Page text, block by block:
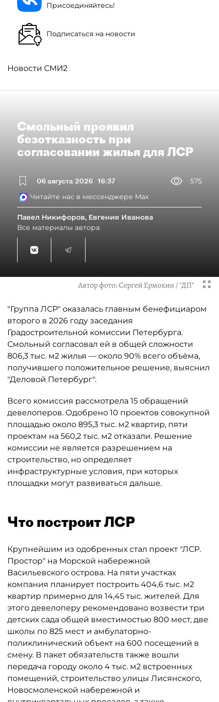
Присоединяйтесь!
Подписаться на новости
Новости СМИ2
Смольный проявил
безотказность при
согласовании жилья для ЛСР
06 августа 2026 16:37
575
Читайте нас в мессенджере Max
Павел Никифоров, Евгения Иванова
Все материалы автора
Автор фото:Сергей Ермохин / "ДП"
"Группа ЛСР" оказалась главным бенефициаром
второго в 2026 году заседания
Градостроительной комиссии Петербурга.
Смольный согласовал ей в общей сложности
806,3 тыс. м2 жилья — около 90% всего объёма,
получившего положительное решение, выяснил
"Деловой Петербург".
Всего комиссия рассмотрела 15 обращений
девелоперов. Одобрено 10 проектов совокупной
площадью около 895,3 тыс. м2 квартир, пяти
проектам на 560,2 тыс. м2 отказали. Решение
комиссии не является разрешением на
строительство, но определяет
инфраструктурные условия, при которых
площадки могут развиваться дальше.
Что построит ЛСР
Крупнейшим из одобренных стал проект "ЛСР.
Простор" на Морской набережной
Васильевского острова. На пяти участках
компания планирует построить 404,6 тыс. м2
квартир примерно для 14,45 тыс. жителей. Для
этого девелоперу рекомендовано возвести три
детских сада общей вместимостью 800 мест, две
школы по 825 мест и амбулаторно-
поликлинический объект на 600 посещений в
смену. В пакет обязательств также вошли
передача городу около 4 тыс. м2 встроенных
помещений, строительство улицы Лисянского,
Новосмоленской набережной и